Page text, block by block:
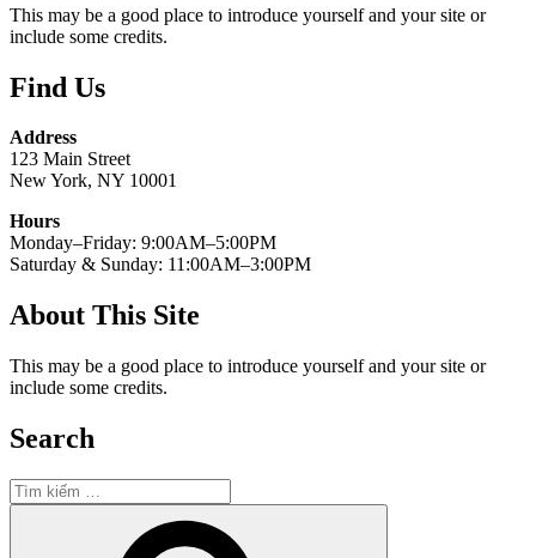
This may be a good place to introduce yourself and your site or
include some credits.
Find Us
Address
123 Main Street
New York, NY 10001
Hours
Monday–Friday: 9:00AM–5:00PM
Saturday & Sunday: 11:00AM–3:00PM
About This Site
This may be a good place to introduce yourself and your site or
include some credits.
Search
Tìm
kiếm: